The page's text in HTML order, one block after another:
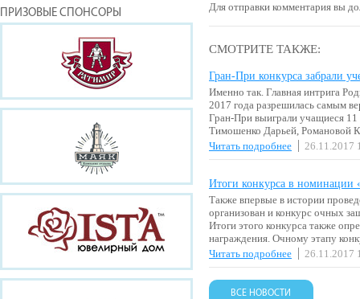
ПРИЗОВЫЕ СПОНСОРЫ
Для отправки комментария вы
СМОТРИТЕ ТАКЖЕ:
Гран-При конкурса забрали
Именно так. Главная интрига
2017 года разрешилась самым
Гран-При выиграли учащиеся
Тимошенко Дарьей, Романовой
Читать подробнее
26.11.2017
Итоги конкурса в
Также впервые в истории
организован и конкурс очных
Итоги этого конкурса также
награждения. Очному этапу
Читать подробнее
26.11.2017
ВСЕ НОВОСТИ